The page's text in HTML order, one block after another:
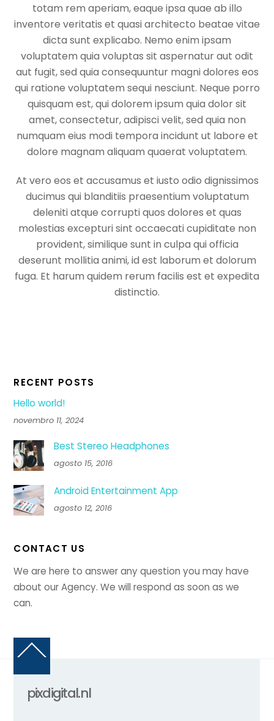
totam rem aperiam, eaque ipsa quae ab illo
inventore veritatis et quasi architecto beatae vitae
dicta sunt explicabo. Nemo enim ipsam
voluptatem quia voluptas sit aspernatur aut odit
aut fugit, sed quia consequuntur magni dolores eos
qui ratione voluptatem sequi nesciunt. Neque porro
quisquam est, qui dolorem ipsum quia dolor sit
amet, consectetur, adipisci velit, sed quia non
numquam eius modi tempora incidunt ut labore et
dolore magnam aliquam quaerat voluptatem.
At vero eos et accusamus et iusto odio dignissimos
ducimus qui blanditiis praesentium voluptatum
deleniti atque corrupti quos dolores et quas
molestias excepturi sint occaecati cupiditate non
provident, similique sunt in culpa qui officia
deserunt mollitia animi, id est laborum et dolorum
fuga. Et harum quidem rerum facilis est et expedita
distinctio.
RECENT POSTS
Hello world!
novembro 11, 2024
Best Stereo Headphones
agosto 15, 2016
Android Entertainment App
agosto 12, 2016
CONTACT US
We are here to answer any question you may have
about our Agency. We will respond as soon as we
can.
Back
Top
pixdigital.nl